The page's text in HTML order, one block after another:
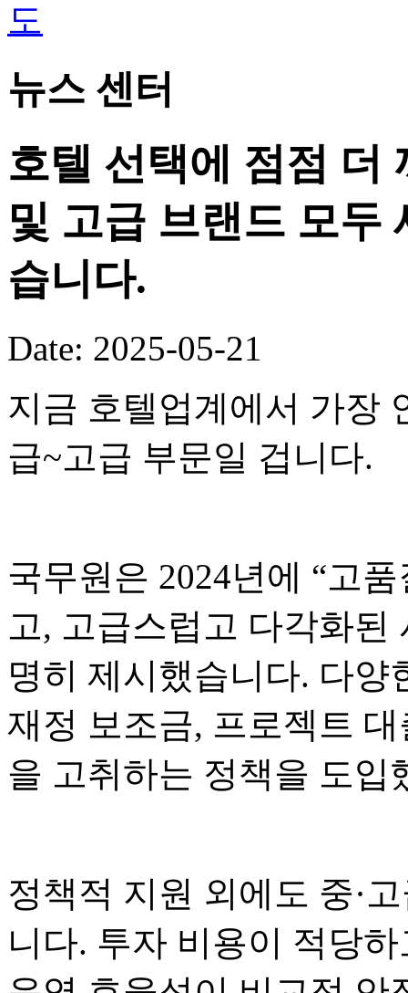
뉴스 센터
호텔 선택에 점점 더
및 고급 브랜드 모두
습니다.
Date: 2025-05-21
지금 호텔업계에서 가장
급~고급 부문일 겁니다.
국무원은 2024년에 “고
고, 고급스럽고 다각화된
명히 제시했습니다. 다
재정 보조금, 프로젝트
을 고취하는 정책을 도입
정책적 지원 외에도 중·
니다. 투자 비용이 적당